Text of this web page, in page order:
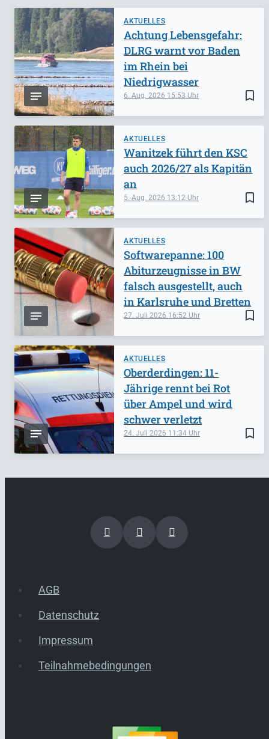
AKTUELLES
bookmark_border
6. Aug. 2026 15:53
Achtung Lebensgefahr:
DLRG warnt vor Baden
im Rhein bei
Niedrigwasser
AKTUELLES
bookmark_border
5. Aug. 2026 13:12
Wanitzek führt den KSC
auch 2026/27 als Kapitän
an
AKTUELLES
bookmark_border
27. Juli 2026 16:52
Softwarepanne: 100
Abiturzeugnisse in BW
falsch ausgestellt, auch
in Karlsruhe und Bretten
AKTUELLES
bookmark_border
24. Juli 2026 11:34
Oberderdingen: 11-
Jährige rennt bei Rot
über Ampel und wird
schwer verletzt
AGB
Datenschutz
Impressum
Teilnahmebedingungen